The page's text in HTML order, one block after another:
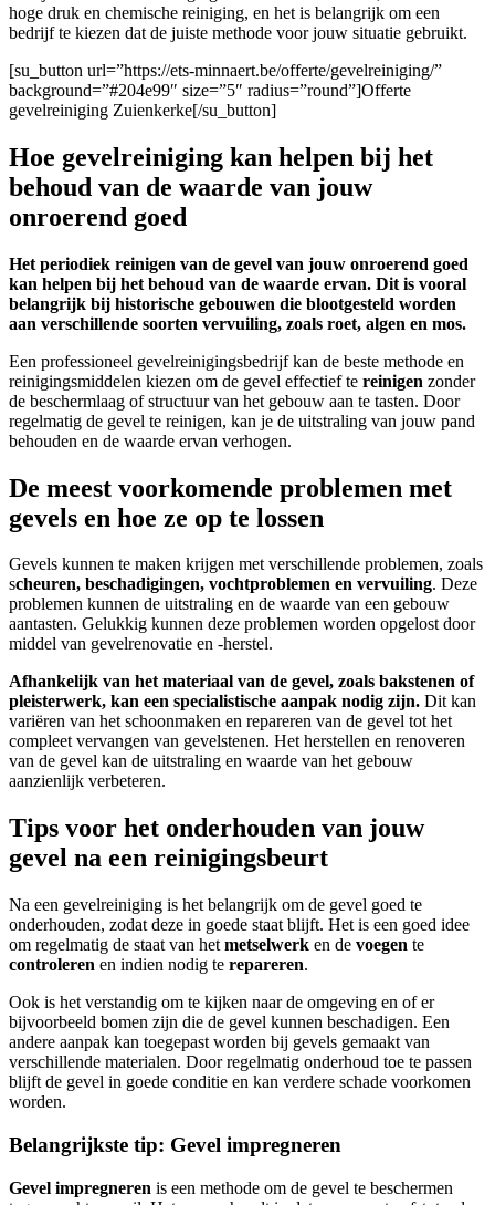
hoge druk en chemische reiniging, en het is belangrijk om een
bedrijf te kiezen dat de juiste methode voor jouw situatie gebruikt.
[su_button url=”https://ets-minnaert.be/offerte/gevelreiniging/”
background=”#204e99″ size=”5″ radius=”round”]Offerte
gevelreiniging Zuienkerke[/su_button]
Hoe gevelreiniging kan helpen bij het
behoud van de waarde van jouw
onroerend goed
Het periodiek reinigen van de gevel van jouw onroerend goed
kan helpen bij het behoud van de waarde ervan. Dit is vooral
belangrijk bij historische gebouwen die blootgesteld worden
aan verschillende soorten vervuiling, zoals roet, algen en mos.
Een professioneel gevelreinigingsbedrijf kan de beste methode en
reinigingsmiddelen kiezen om de gevel effectief te reinigen zonder
de beschermlaag of structuur van het gebouw aan te tasten. Door
regelmatig de gevel te reinigen, kan je de uitstraling van jouw pand
behouden en de waarde ervan verhogen.
De meest voorkomende problemen met
gevels en hoe ze op te lossen
Gevels kunnen te maken krijgen met verschillende problemen, zoals
scheuren, beschadigingen, vochtproblemen en vervuiling. Deze
problemen kunnen de uitstraling en de waarde van een gebouw
aantasten. Gelukkig kunnen deze problemen worden opgelost door
middel van gevelrenovatie en -herstel.
Afhankelijk van het materiaal van de gevel, zoals bakstenen of
pleisterwerk, kan een specialistische aanpak nodig zijn. Dit kan
variëren van het schoonmaken en repareren van de gevel tot het
compleet vervangen van gevelstenen. Het herstellen en renoveren
van de gevel kan de uitstraling en waarde van het gebouw
aanzienlijk verbeteren.
Tips voor het onderhouden van jouw
gevel na een reinigingsbeurt
Na een gevelreiniging is het belangrijk om de gevel goed te
onderhouden, zodat deze in goede staat blijft. Het is een goed idee
om regelmatig de staat van het metselwerk en de voegen te
controleren en indien nodig te repareren.
Ook is het verstandig om te kijken naar de omgeving en of er
bijvoorbeeld bomen zijn die de gevel kunnen beschadigen. Een
andere aanpak kan toegepast worden bij gevels gemaakt van
verschillende materialen. Door regelmatig onderhoud toe te passen
blijft de gevel in goede conditie en kan verdere schade voorkomen
worden.
Belangrijkste tip: Gevel impregneren
Gevel impregneren is een methode om de gevel te beschermen